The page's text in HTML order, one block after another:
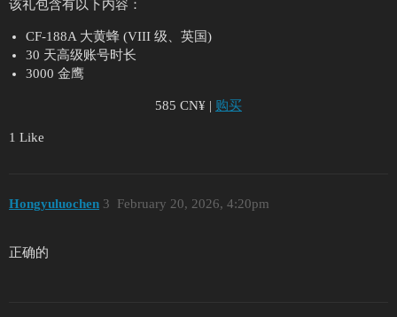
该礼包含有以下内容：
CF-188A 大黄蜂 (VIII 级、英国)
30 天高级账号时长
3000 金鹰
585 CN¥ | 购买
1 Like
Hongyuluochen February 20, 2026, 4:20pm
3
正确的